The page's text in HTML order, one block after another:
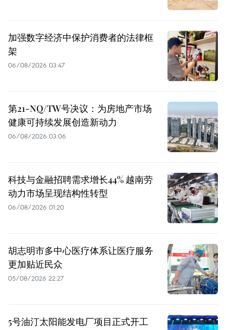
加强数字经济中保护消费者的法律框
架
06/08/2026 03:47
第21-NQ/TW号决议：为房地产市场
健康可持续发展创造新动力
06/08/2026 03:06
科技与金融招聘需求增长44% 越南劳
动力市场呈现结构性转型
06/08/2026 01:20
胡志明市多中心医疗体系让医疗服务
更加贴近民众
05/08/2026 22:27
5号油汀太阳能发电厂项目正式开工